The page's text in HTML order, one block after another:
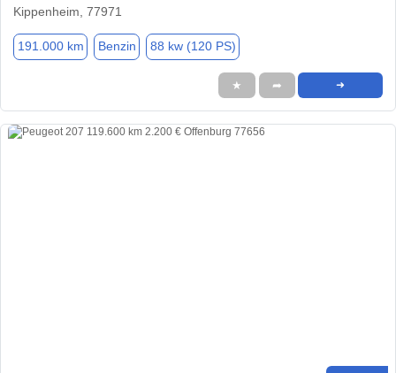
Kippenheim, 77971
191.000 km Benzin 88 kw (120 PS)
★ ➦ ➜